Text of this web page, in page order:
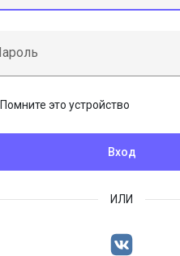
Помните это устройство
Вход
ИЛИ